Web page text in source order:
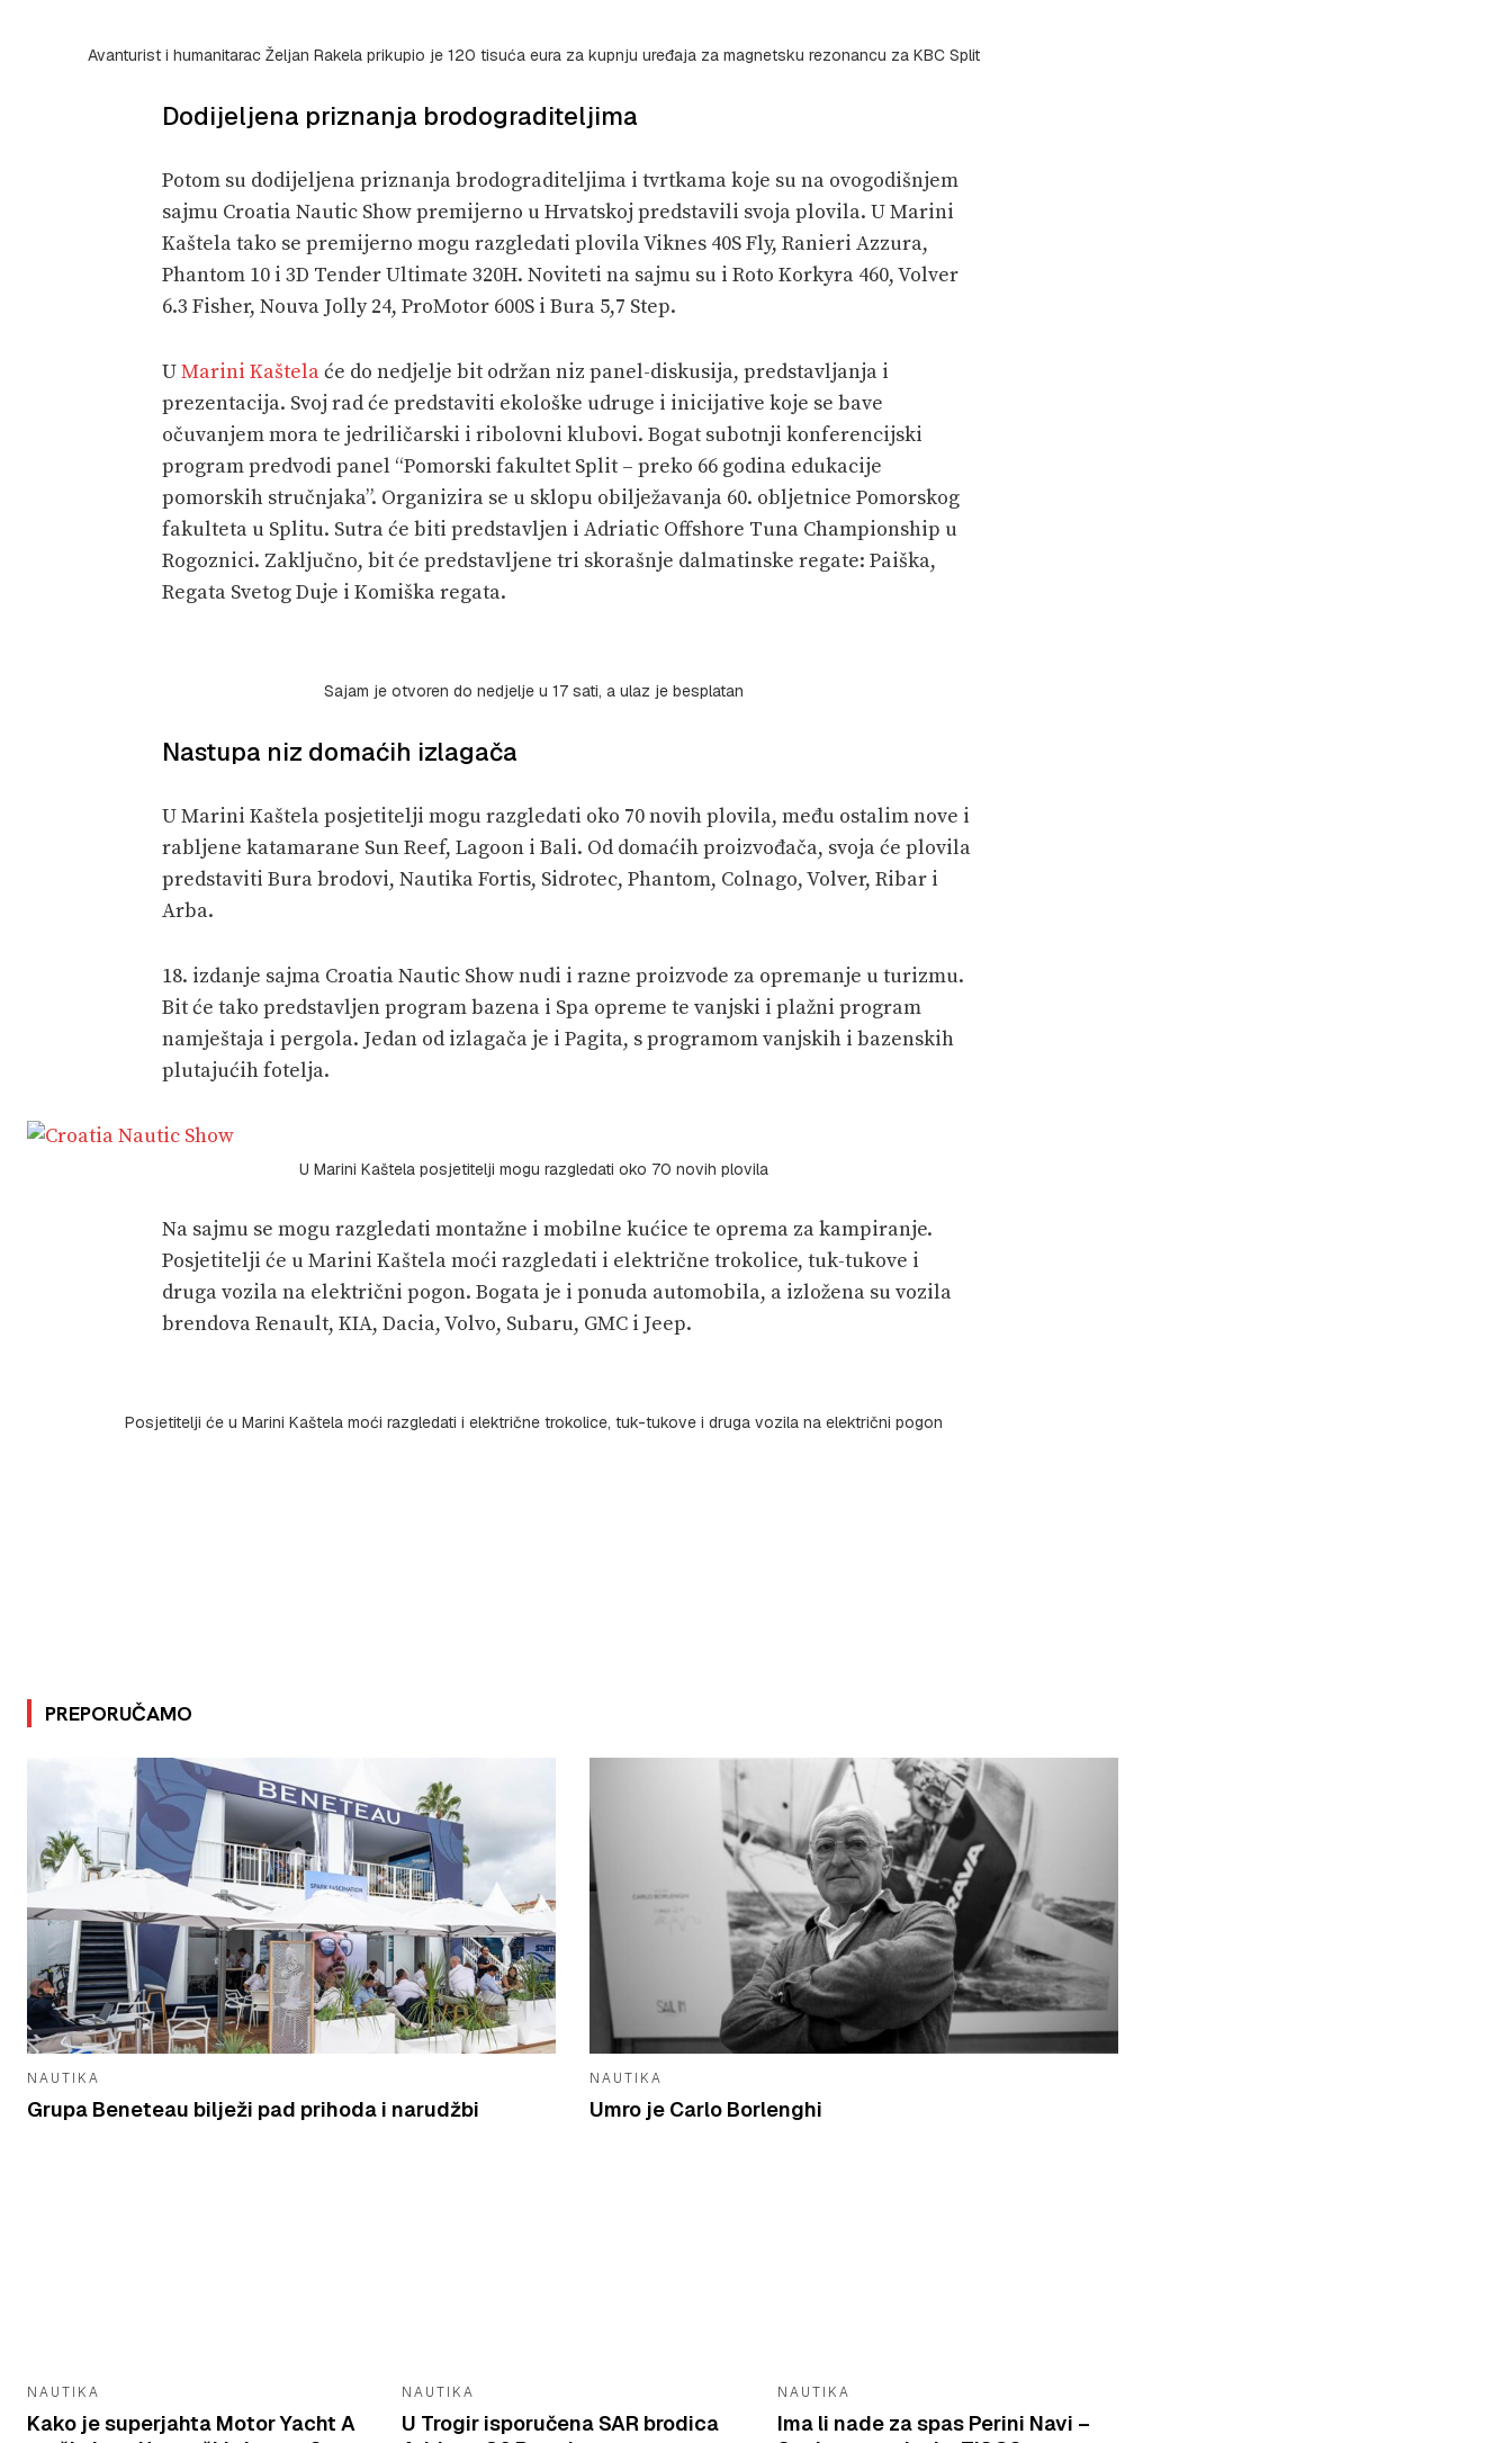
Avanturist i humanitarac Željan Rakela prikupio je 120 tisuća eura za kupnju uređaja za magnetsku rezonancu za KBC Split
Dodijeljena priznanja brodograditeljima
Potom su dodijeljena priznanja brodograditeljima i tvrtkama koje su na ovogodišnjem
sajmu Croatia Nautic Show premijerno u Hrvatskoj predstavili svoja plovila. U Marini
Kaštela tako se premijerno mogu razgledati plovila Viknes 40S Fly, Ranieri Azzura,
Phantom 10 i 3D Tender Ultimate 320H. Noviteti na sajmu su i Roto Korkyra 460, Volver
6.3 Fisher, Nouva Jolly 24, ProMotor 600S i Bura 5,7 Step.
UMarini Kaštelaće do nedjelje bit održan niz panel-diskusija, predstavljanja i
prezentacija. Svoj rad će predstaviti ekološke udruge i inicijative koje se bave
očuvanjem mora te jedriličarski i ribolovni klubovi. Bogat subotnji konferencijski
program predvodi panel “Pomorski fakultet Split – preko 66 godina edukacije
pomorskih stručnjaka”. Organizira se u sklopu obilježavanja 60. obljetnice Pomorskog
fakulteta u Splitu. Sutra će biti predstavljen i Adriatic Offshore Tuna Championship u
Rogoznici. Zaključno, bit će predstavljene tri skorašnje dalmatinske regate: Paiška,
Regata Svetog Duje i Komiška regata.
Sajam je otvoren do nedjelje u 17 sati, a ulaz je besplatan
Nastupa niz domaćih izlagača
U Marini Kaštela posjetitelji mogu razgledati oko 70 novih plovila, među ostalim nove i
rabljene katamarane Sun Reef, Lagoon i Bali. Od domaćih proizvođača, svoja će plovila
predstaviti Bura brodovi, Nautika Fortis, Sidrotec, Phantom, Colnago, Volver, Ribar i
Arba.
18. izdanje sajma Croatia Nautic Show nudi i razne proizvode za opremanje u turizmu.
Bit će tako predstavljen program bazena i Spa opreme te vanjski i plažni program
namještaja i pergola. Jedan od izlagača je i Pagita, s programom vanjskih i bazenskih
plutajućih fotelja.
U Marini Kaštela posjetitelji mogu razgledati oko 70 novih plovila
Na sajmu se mogu razgledati montažne i mobilne kućice te oprema za kampiranje.
Posjetitelji će u Marini Kaštela moći razgledati i električne trokolice, tuk-tukove i
druga vozila na električni pogon. Bogata je i ponuda automobila, a izložena su vozila
brendova Renault, KIA, Dacia, Volvo, Subaru, GMC i Jeep.
Posjetitelji će u Marini Kaštela moći razgledati i električne trokolice, tuk-tukove i druga vozila na električni pogon
PREPORUČAMO
NAUTIKA
Grupa Beneteau bilježi pad prihoda i narudžbi
NAUTIKA
Umro je Carlo Borlenghi
NAUTIKA
Kako je superjahta Motor Yacht A
NAUTIKA
U Trogir isporučena SAR brodica
NAUTIKA
Ima li nade za spas Perini Navi –